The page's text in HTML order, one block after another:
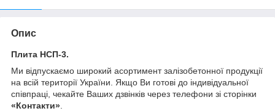
Опис
Плита НСП-3.
Ми відпускаємо широкий асортимент залізобетонної продукції
на всій території України. Якщо Ви готові до індивідуальної
співпраці, чекайте Ваших дзвінків через телефони зі сторінки
«Контакти»